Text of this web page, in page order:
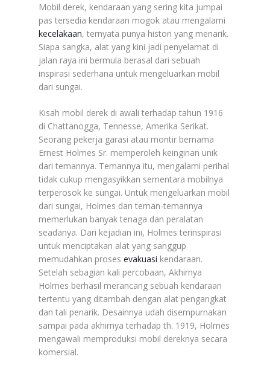
Mobil derek, kendaraan yang sering kita jumpai
pas tersedia kendaraan mogok atau mengalami
kecelakaan, ternyata punya histori yang menarik.
Siapa sangka, alat yang kini jadi penyelamat di
jalan raya ini bermula berasal dari sebuah
inspirasi sederhana untuk mengeluarkan mobil
dari sungai.
Kisah mobil derek di awali terhadap tahun 1916
di Chattanogga, Tennesse, Amerika Serikat.
Seorang pekerja garasi atau montir bernama
Ernest Holmes Sr. memperoleh keinginan unik
dari temannya. Temannya itu, mengalami perihal
tidak cukup mengasyikkan sementara mobilnya
terperosok ke sungai. Untuk mengeluarkan mobil
dari sungai, Holmes dan teman-temannya
memerlukan banyak tenaga dan peralatan
seadanya. Dari kejadian ini, Holmes terinspirasi
untuk menciptakan alat yang sanggup
memudahkan proses evakuasi kendaraan.
Setelah sebagian kali percobaan, Akhirnya
Holmes berhasil merancang sebuah kendaraan
tertentu yang ditambah dengan alat pengangkat
dan tali penarik. Desainnya udah disempurnakan
sampai pada akhirnya terhadap th. 1919, Holmes
mengawali memproduksi mobil dereknya secara
komersial.